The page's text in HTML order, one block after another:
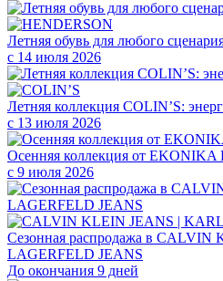
Летняя обувь для любого
с 14 июля 2026
Летняя коллекция COLIN’S:
с 13 июля 2026
Осенняя коллекция от
с 9 июля 2026
Сезонная распродажа в
LAGERFELD JEANS
До окончания 9 дней